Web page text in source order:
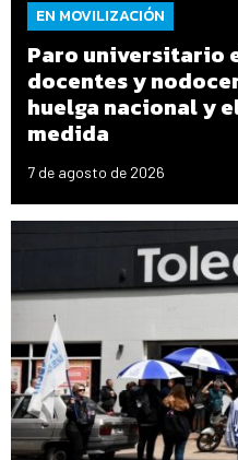
EN MOVILIZACIÓN
Paro universitario
docentes y
huelga nacional y
medida
7 de agosto de 2026